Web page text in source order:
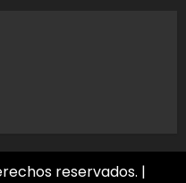
reservados. |